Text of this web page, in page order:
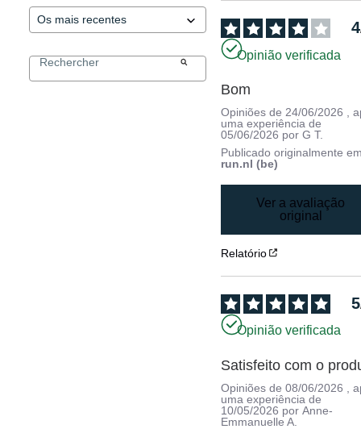
4
Opinião verificada
Bom
Opiniões de24/06/2026 ,
uma experiência de
05/06/2026 porG T.
Publicado originalmente
run.nl (be)
Ver a avaliação
original
Relatório
5
Opinião verificada
Satisfeito com o
Opiniões de08/06/2026
,
uma experiência de
10/05/2026 porAnne-
Emmanuelle A.